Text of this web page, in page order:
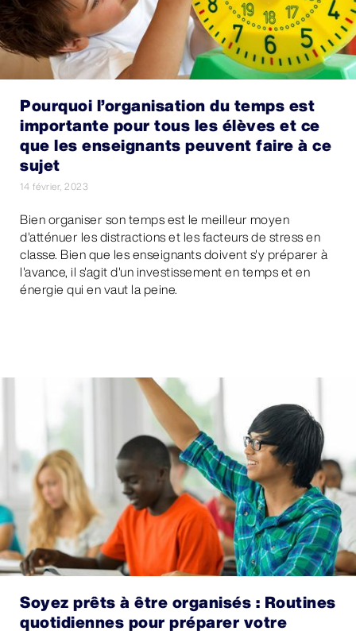
Pourquoi l’organisation du temps est
importante pour tous les élèves et ce
que les enseignants peuvent faire à ce
sujet
14 février, 2023
Bien organiser son temps est le meilleur moyen
d'atténuer les distractions et les facteurs de stress en
classe. Bien que les enseignants doivent s'y préparer à
l'avance, il s'agit d'un investissement en temps et en
énergie qui en vaut la peine.
Soyez prêts à être organisés : Routines
quotidiennes pour préparer votre